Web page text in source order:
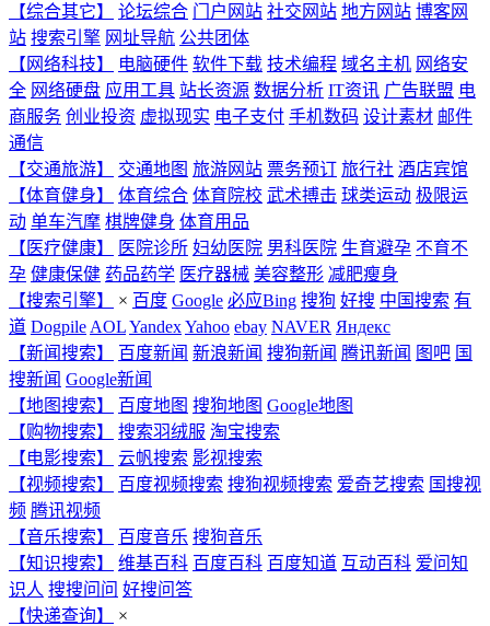
【综合其它】
论坛综合 门户网站 社交网站 地方网站 博客网
站 搜索引擎 网址导航 公共团体
【网络科技】
电脑硬件 软件下载 技术编程 域名主机 网络安
全 网络硬盘 应用工具 站长资源 数据分析 IT资讯 广告联盟 电
商服务 创业投资 虚拟现实 电子支付 手机数码 设计素材 邮件
通信
【交通旅游】
交通地图 旅游网站 票务预订 旅行社 酒店宾馆
【体育健身】
体育综合 体育院校 武术搏击 球类运动 极限运
动 单车汽摩 棋牌健身 体育用品
【医疗健康】
医院诊所 妇幼医院 男科医院 生育避孕 不育不
孕 健康保健 药品药学 医疗器械 美容整形 减肥瘦身
【搜索引擎】
× 百度 Google 必应Bing 搜狗 好搜 中国搜索 有
道 Dogpile AOLYandexYahoo ebay NAVER Яндекс
【新闻搜索】
百度新闻 新浪新闻 搜狗新闻 腾讯新闻 图吧 国
搜新闻 Google新闻
【地图搜索】
百度地图 搜狗地图 Google地图
【购物搜索】
搜索羽绒服 淘宝搜索
【电影搜索】
云帆搜索 影视搜索
【视频搜索】
百度视频搜索 搜狗视频搜索 爱奇艺搜索 国搜视
频 腾讯视频
【音乐搜索】
百度音乐 搜狗音乐
【知识搜索】
维基百科 百度百科 百度知道 互动百科 爱问知
识人 搜搜问问 好搜问答
【快递查询】
×